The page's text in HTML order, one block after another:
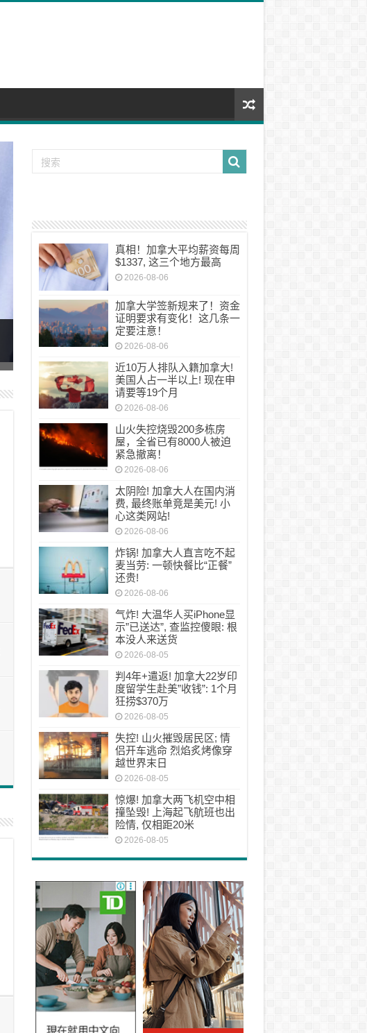
加拿大学签新规来了！资金证明要求有变化！这几
意！
真相！加拿大平均薪资每周
$1337, 这三个地方最高
2026-08-06
加拿大学签新规来了！资金
证明要求有变化！这几条一
定要注意！
2026-08-06
近10万人排队入籍加拿大!
美国人占一半以上! 现在申
请要等19个月
2026-08-06
山火失控烧毁200多栋房
屋，全省已有8000人被迫
紧急撤离！
2026-08-06
太阴险! 加拿大人在国内消
费, 最终账单竟是美元! 小
心这类网站!
2026-08-06
炸锅! 加拿大人直言吃不起
麦当劳: 一顿快餐比“正餐”
还贵!
2026-08-06
气炸! 大温华人买iPhone显
示”已送达”, 查监控傻眼: 根
本没人来送货
2026-08-05
判4年+遣返! 加拿大22岁印
度留学生赴美”收钱”: 1个月
狂捞$370万
2026-08-05
失控! 山火摧毁居民区; 情
侣开车逃命 烈焰炙烤像穿
越世界末日
2026-08-05
惊爆! 加拿大两飞机空中相
撞坠毁! 上海起飞航班也出
险情, 仅相距20米
2026-08-05